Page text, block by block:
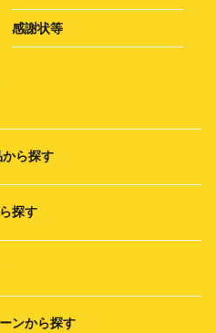
感謝状等
ら探す
探す
ンから探す